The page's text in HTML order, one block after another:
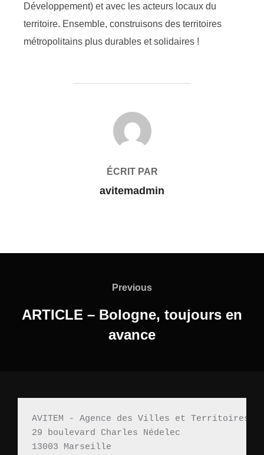
Développement) et avec les acteurs locaux du
territoire. Ensemble, construisons des territoires
métropolitains plus durables et solidaires !
AUTEUR DE LA PUBLICATION
ÉCRIT PAR
avitemadmin
Previous
ARTICLE – Bologne, toujours en
avance
AVITEM - Agence des Villes et Territoires
29 boulevard Charles Nédelec
13003 Marseille